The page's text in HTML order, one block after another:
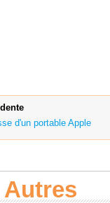
d'un portable Apple